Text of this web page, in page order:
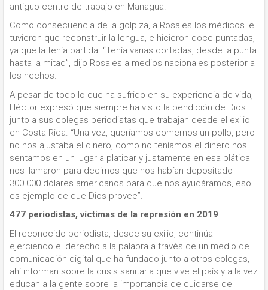
antiguo centro de trabajo en Managua.
Como consecuencia de la golpiza, a Rosales los médicos le
tuvieron que reconstruir la lengua, e hicieron doce puntadas,
ya que la tenía partida. “Tenía varias cortadas, desde la punta
hasta la mitad”, dijo Rosales a medios nacionales posterior a
los hechos.
A pesar de todo lo que ha sufrido en su experiencia de vida,
Héctor expresó que siempre ha visto la bendición de Dios
junto a sus colegas periodistas que trabajan desde el exilio
en Costa Rica. “Una vez, queríamos comernos un pollo, pero
no nos ajustaba el dinero, como no teníamos el dinero nos
sentamos en un lugar a platicar y justamente en esa plática
nos llamaron para decirnos que nos habían depositado
300.000 dólares americanos para que nos ayudáramos, eso
es ejemplo de que Dios provee”.
477 periodistas, víctimas de la represión en 2019
El reconocido periodista, desde su exilio, continúa
ejerciendo el derecho a la palabra a través de un medio de
comunicación digital que ha fundado junto a otros colegas,
ahí informan sobre la crisis sanitaria que vive el país y a la vez
educan a la gente sobre la importancia de cuidarse del